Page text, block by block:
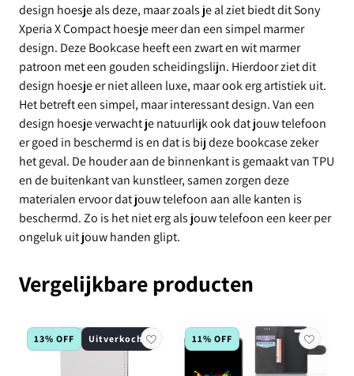
design hoesje als deze, maar zoals je al ziet biedt dit Sony
Xperia X Compact hoesje meer dan een simpel marmer
design. Deze Bookcase heeft een zwart en wit marmer
patroon met een gouden scheidingslijn. Hierdoor ziet dit
design hoesje er niet alleen luxe, maar ook erg artistiek uit.
Het betreft een simpel, maar interessant design. Van een
design hoesje verwacht je natuurlijk ook dat jouw telefoon
er goed in beschermd is en dat is bij deze bookcase zeker
het geval. De houder aan de binnenkant is gemaakt van TPU
en de buitenkant van kunstleer, samen zorgen deze
materialen ervoor dat jouw telefoon aan alle kanten is
beschermd. Zo is het niet erg als jouw telefoon een keer per
ongeluk uit jouw handen glipt.
Vergelijkbare producten
13% OFF Uitverkocht 11% OFF